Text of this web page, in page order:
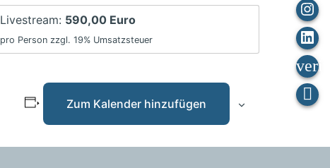
Livestream: 590,00 Euro
pro Person zzgl. 19% Umsatzsteuer
Zum Kalender hinzufügen
In